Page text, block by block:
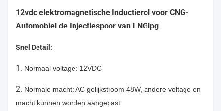
12vdc elektromagnetische Inductierol voor CNG-
Automobiel de Injectiespoor van LNGlpg
Snel Detail:
1. Normaal voltage: 12VDC
2. Normale macht: AC gelijkstroom 48W, andere voltage en
macht kunnen worden aangepast